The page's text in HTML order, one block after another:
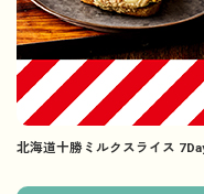
北海道十勝ミルクスライス